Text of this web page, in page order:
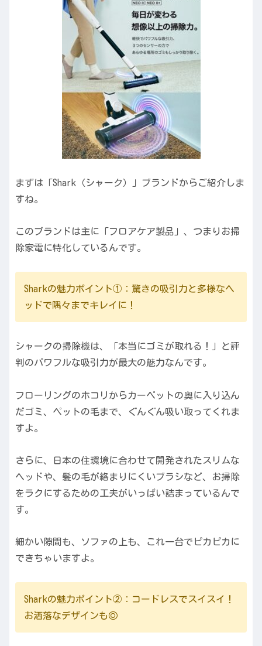
まずは「Shark（シャーク）」ブランドからご紹介しま
すね。
このブランドは主に「フロアケア製品」、つまりお掃
除家電に特化しているんです。
Sharkの魅力ポイント①：驚きの吸引力と多様なヘ
ッドで隅々までキレイに！
シャークの掃除機は、「本当にゴミが取れる！」と評
判のパワフルな吸引力が最大の魅力なんです。
フローリングのホコリからカーペットの奥に入り込ん
だゴミ、ペットの毛まで、ぐんぐん吸い取ってくれま
すよ。
さらに、日本の住環境に合わせて開発されたスリムな
ヘッドや、髪の毛が絡まりにくいブラシなど、お掃除
をラクにするための工夫がいっぱい詰まっているんで
す。
細かい隙間も、ソファの上も、これ一台でピカピカに
できちゃいますよ。
Sharkの魅力ポイント②：コードレスでスイスイ！
お洒落なデザインも◎